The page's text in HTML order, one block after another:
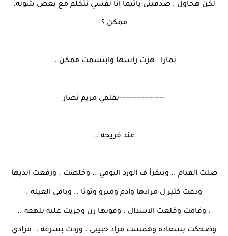
لكن هحاول . صدقينى ياتيما انا نفسي نتكلم مع بعض شويه.
ممكن ؟
تمارا : هزت راسها وابتسمت ممكن ..
------------------بقلمي مريم نصار
عند فريحه ..
صلت القيام .. وبتقرأ ف الورد اليومي .. وخلصت . ورفعت ايديها
ودعت كتير ل مرادها وآدم وميرو وتوتا .. وباقى العيله .
. وقامت وقلعت الاسدال . وفونها رن وجريت عليه بلهفه ..
وضحكت بسعاده وهمست مراد حبيبى . وردت بسرعه .. مرادي